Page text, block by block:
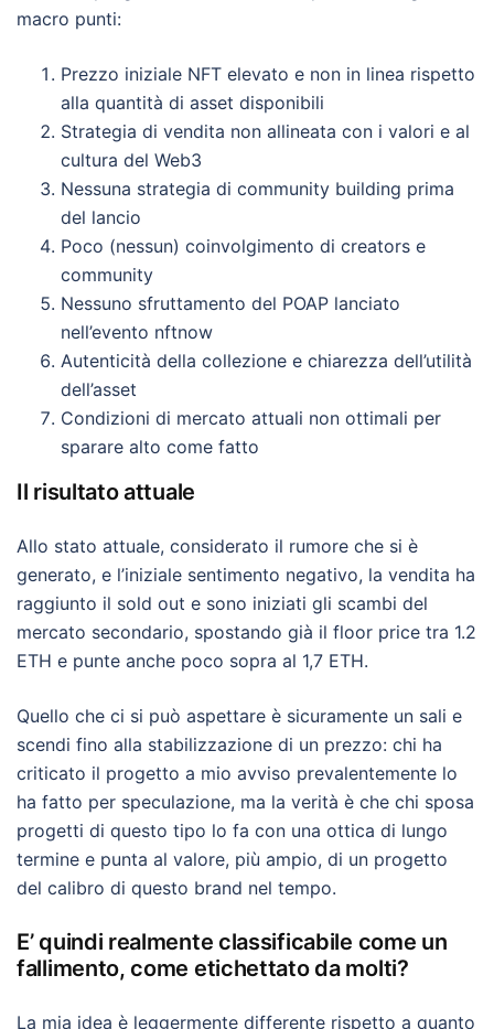
macro punti:
Prezzo iniziale NFT elevato e non in linea rispetto
alla quantità di asset disponibili
Strategia di vendita non allineata con i valori e al
cultura del Web3
Nessuna strategia di community building prima
del lancio
Poco (nessun) coinvolgimento di creators e
community
Nessuno sfruttamento del POAP lanciato
nell’evento nftnow
Autenticità della collezione e chiarezza dell’utilità
dell’asset
Condizioni di mercato attuali non ottimali per
sparare alto come fatto
Il risultato attuale
Allo stato attuale, considerato il rumore che si è
generato, e l’iniziale sentimento negativo, la vendita ha
raggiunto il sold out e sono iniziati gli scambi del
mercato secondario, spostando già il floor price tra 1.2
ETH e punte anche poco sopra al 1,7 ETH.
Quello che ci si può aspettare è sicuramente un sali e
scendi fino alla stabilizzazione di un prezzo: chi ha
criticato il progetto a mio avviso prevalentemente lo
ha fatto per speculazione, ma la verità è che chi sposa
progetti di questo tipo lo fa con una ottica di lungo
termine e punta al valore, più ampio, di un progetto
del calibro di questo brand nel tempo.
E’ quindi realmente classificabile come un
fallimento, come etichettato da molti?
La mia idea è leggermente differente rispetto a quanto